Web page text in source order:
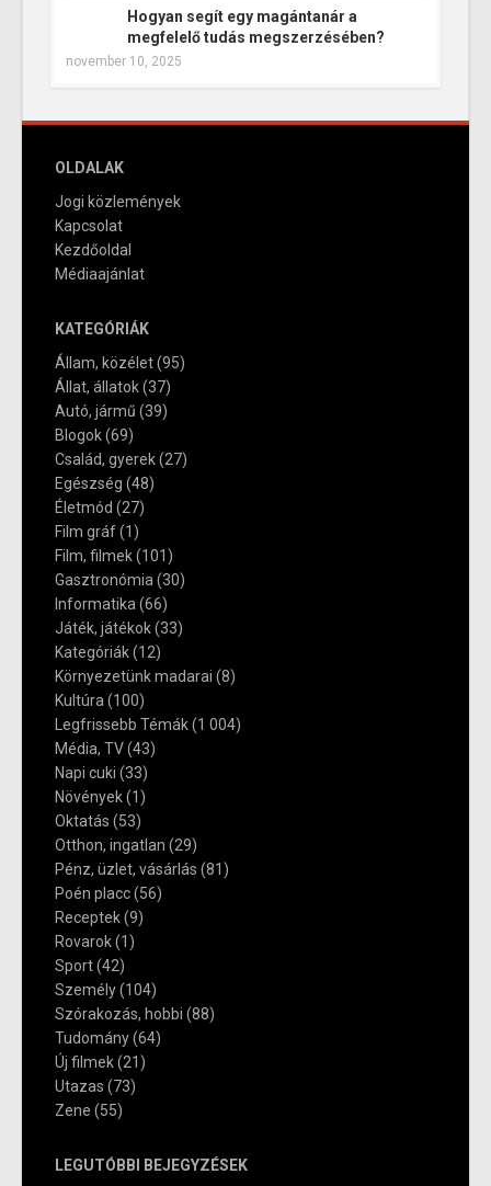
Hogyan segít egy magántanár a
megfelelő tudás megszerzésében?
november 10, 2025
OLDALAK
Jogi közlemények
Kapcsolat
Kezdőoldal
Médiaajánlat
KATEGÓRIÁK
Állam, közélet(95)
Állat, állatok(37)
Autó, jármű (39)
Blogok(69)
Család, gyerek(27)
Egészség (48)
Életmód (27)
Film gráf(1)
Film, filmek(101)
Gasztronómia (30)
Informatika (66)
Játék, játékok(33)
Kategóriák(12)
Környezetünk madarai (8)
Kultúra (100)
Legfrissebb Témák(1 004)
Média, TV(43)
Napi cuki (33)
Növények(1)
Oktatás (53)
Otthon, ingatlan (29)
Pénz, üzlet, vásárlás (81)
Poén placc(56)
Receptek(9)
Rovarok(1)
Sport(42)
Személy(104)
Szórakozás, hobbi (88)
Tudomány(64)
Új filmek(21)
Utazas (73)
Zene (55)
LEGUTÓBBI BEJEGYZÉSEK